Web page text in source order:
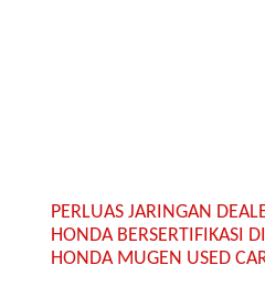
PERLUAS JARINGAN
HONDA BERSERTIFIKASI
HONDA MUGEN USED